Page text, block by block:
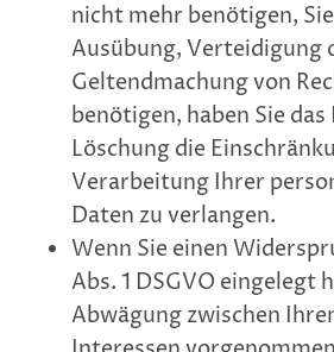
nicht mehr benötigen,
Ausübung, Verteidigung
Geltendmachung von
benötigen, haben Sie
Löschung die
Verarbeitung Ihrer
Daten zu verlangen.
Wenn Sie einen
Abs. 1 DSGVO eingelegt
Abwägung zwischen